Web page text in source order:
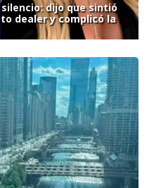
dijo que sintió
dealer y complicó la